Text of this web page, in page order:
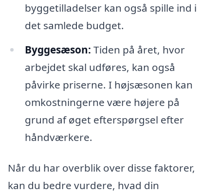
byggetilladelser kan også spille ind i
det samlede budget.
Byggesæson: Tiden på året, hvor
arbejdet skal udføres, kan også
påvirke priserne. I højsæsonen kan
omkostningerne være højere på
grund af øget efterspørgsel efter
håndværkere.
Når du har overblik over disse faktorer,
kan du bedre vurdere, hvad din